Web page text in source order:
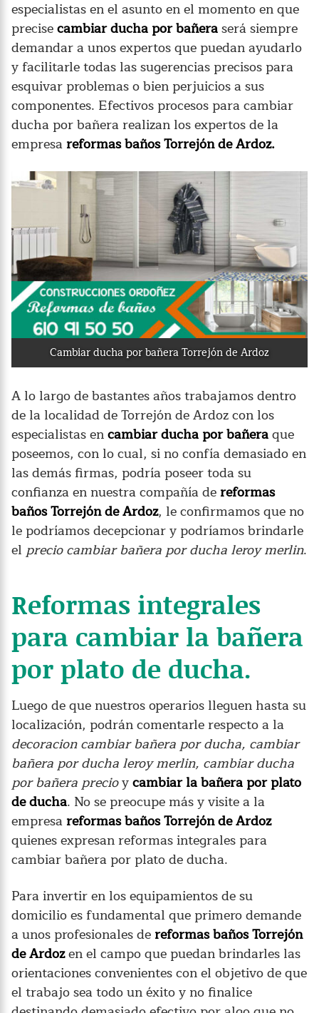
especialistas en el asunto en el momento en que
precisecambiar ducha por bañeraserá siempre
demandar a unos expertos que puedan ayudarlo
y facilitarle todas las sugerencias precisos para
esquivar problemas o bien perjuicios a sus
componentes. Efectivos procesos para cambiar
ducha por bañera realizan los expertos de la
empresareformas baños Torrejón de Ardoz.
Cambiar ducha por bañera Torrejón de Ardoz
A lo largo de bastantes años trabajamos dentro
de la localidad de Torrejón de Ardoz con los
especialistas encambiar ducha por bañeraque
poseemos, con lo cual, si no confía demasiado en
las demás firmas, podría poseer toda su
confianza en nuestra compañía dereformas
baños Torrejón de Ardoz, le confirmamos que no
le podríamos decepcionar y podríamos brindarle
el precio cambiar bañera por ducha leroy merlin.
Reformas integrales
para cambiar la bañera
por plato de ducha.
Luego de que nuestros operarios lleguen hasta su
localización, podrán comentarle respecto a la
decoracion cambiar bañera por ducha, cambiar
bañera por ducha leroy merlin, cambiar ducha
por bañera precioycambiar la bañera por plato
de ducha. No se preocupe más y visite a la
empresareformas baños Torrejón de Ardoz
quienes expresan reformas integrales para
cambiar bañera por plato de ducha.
Para invertir en los equipamientos de su
domicilio es fundamental que primero demande
a unos profesionales dereformas baños Torrejón
de Ardozen el campo que puedan brindarles las
orientaciones convenientes con el objetivo de que
el trabajo sea todo un éxito y no finalice